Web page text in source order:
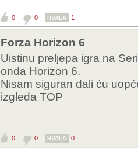
0 0 HVALA 1
Forza Horizon 6
Uistinu preljepa igra na
onda Horizon 6.
Nisam siguran dali ću
izgleda TOP
0 0 HVALA 0